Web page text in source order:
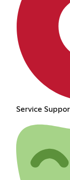
Service